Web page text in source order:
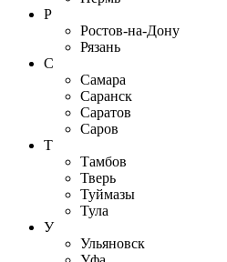
Р
Ростов-на-Дону
Рязань
С
Самара
Саранск
Саратов
Саров
Т
Тамбов
Тверь
Туймазы
Тула
У
Ульяновск